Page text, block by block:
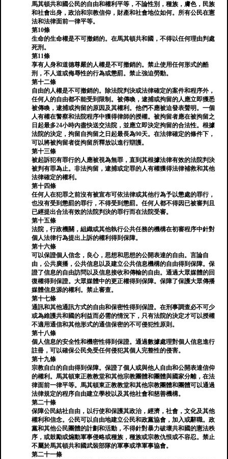
馬其頓共和國公民的自由和權利平等，不論性別，種族，膚色，民族
和社會出身，政治和宗教信仰，財產和社會地位如何。所有公民在憲
法和法律面前一律平等。
第10條
生命的生命權是不可撤銷的。在馬其頓共和國，不得以任何理由判處
死刑。
第11條
享有人身和道德尊嚴的人權是不可撤銷的。禁止使用任何形式的酷
刑，不人道或侮辱性的行為或懲罰。禁止強迫勞動。
第十二條
自由的人權是不可撤銷的。除法院判決或法律確定的案件和程序外，
任何人的自由都不能受到限制。被傳喚，逮捕或拘留的人應立即獲悉
被傳喚，逮捕或拘留的原因及其權利。他們不應被迫發表聲明。一個
人有權在警察和法院程序中獲得律師的授權。被拘留者應在被拘留之
日起最多24小時內盡快送交法院，並應立即決定拘留的合法性。根據
法院的決定，拘留自拘留之日起最長為90天。在法律確定的條件下，
可以將被拘留者從拘留所釋放以進行辯護。
第十三條
被起訴犯有罪行的人應被視為無罪，直到其根據法律有效的法院判決
被判有罪為止。非法拘留，逮捕或定罪的人有權獲得法律補救和其他
法律確定的權利。
第十四條
任何人在犯罪之前沒有被宣布可依法律或其他行為予以懲處的罪行，
也沒有受到懲罰的罪行，不得受到懲罰。任何人都不得因已被審判且
已經提出合法有效的法院判決的罪行而在法院受審。
第十五條
法院，行政機關，組織或其他執行公共任務的機構在初審程序中針對
個人法律行為提出上訴的權利得到保障。
第十六條
可以保證個人信念，良心，思想和思想的公開表達的自由。言論自
由，公共廣播，公共信息以及建立公共信息機構的自由得到保障。保
證了信息的自由訪問以及信息接收和傳輸的自由。通過大眾媒體的回
復權得到保證。大眾媒體中的更正權得到保障。保障了保護大眾傳播
媒體信息源的權利。禁止審查。
第十七條
通訊和其他通訊方式的自由和保密性得到保證。在刑事調查必不可少
或為維護共和國的利益而必需的情況下，只有法院的決定才可以授權
不適用通信和其他形式的通信保密的不可侵犯性原則。
第十八條
個人信息的安全性和機密性得到保證。通過數據處理對個人信息進行
註冊，可以確保公民免受任何侵犯其個人完整性的侵害。
第十九條
宗教自白的自由得到保障。保證了個人或與他人自由和公開表達信仰
的權利。馬其頓東正教教堂和其他宗教團體和團體與國家分離，在法
律面前一律平等。馬其頓東正教教堂和其他宗教團體和團體可以通過
法律規定的程序自由建立學校以及其他社會和慈善機構。
第二十條
保障公民結社自由，以行使和保護其政治，經濟，社會，文化及其他
權利和信念。公民可以自由地建立公民和政黨協會，加入或辭職。政
黨和其他公民團體的計劃和活動，不得針對暴力破壞共和國的憲法秩
序，或鼓勵或煽動軍事侵略或種族，種族或宗教仇恨或不容忍。禁止
不屬於馬其頓共和國武裝部隊的軍事或準軍事協會。
第二十一條